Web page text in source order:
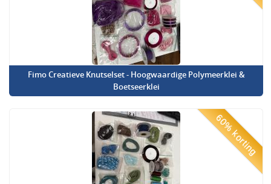
Fimo Creatieve Knutselset - Hoogwaardige Polymeerklei &
Boetseerklei
60% korting